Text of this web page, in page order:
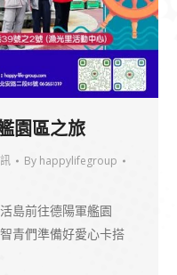
園區之旅
By happylifegroup
島前往德陽軍艦園
青們準備好愛心卡搭